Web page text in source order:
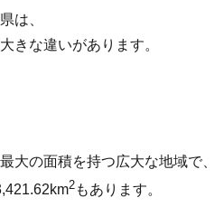
は、
きな違いがあります。
大の面積を持つ広大な地域で、
2 もあります。